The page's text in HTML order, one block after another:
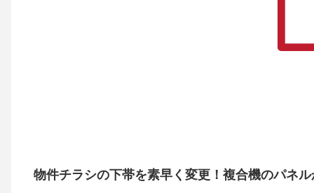
物件チラシの下帯を素早く変更！複合機のパネ